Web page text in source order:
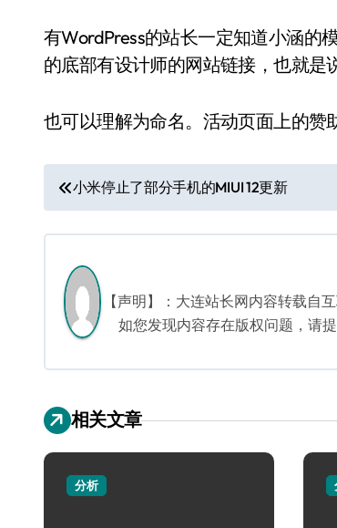
有WordPress的站长一定知道小涵的
的底部有设计师的网站链接，也就是
也可以理解为命名。活动页面上的赞
文
章
航
小米停止了部分手机的MIUI 12更新
【声明】：大连站长网内容转载自
如您发现内容存在版权问题，请
相关文章
分析